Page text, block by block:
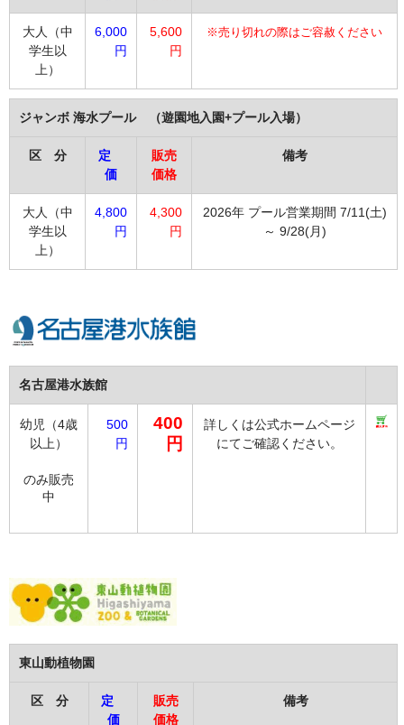
大人（中
学生以
上）
6 ,000
円
5,600
円
※売り切れの際はご容赦ください
ジャンボ 海水プール （遊園地入園+プール入場）
区 分
定
価
販売
価格
備考
大人（中
学生以
上）
4,800
円
4,300
円
2026年 プール営業期間 7/11(土)
～ 9/28(月)
名古屋港水族館
幼児（4歳
以上）
のみ販売
中
500
円
400
円
詳しくは公式ホームページ
にてご確認ください。
東山動植物園
区 分
定
価
販売
価格
備考